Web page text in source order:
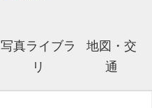
写真ライブラ
リ
地図・交
通